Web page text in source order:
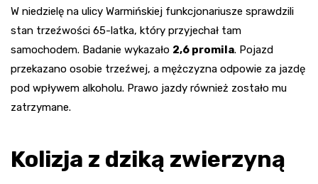
W niedzielę na ulicy Warmińskiej funkcjonariusze sprawdzili
stan trzeźwości 65-latka, który przyjechał tam
samochodem. Badanie wykazało 2,6 promila. Pojazd
przekazano osobie trzeźwej, a mężczyzna odpowie za jazdę
pod wpływem alkoholu. Prawo jazdy również zostało mu
zatrzymane.
Kolizja z dziką zwierzyną